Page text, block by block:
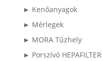
► Kenőanyagok
► Mérlegek
► MORA Tűzhely
► Porszívó HEPAFILTER